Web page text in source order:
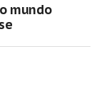
mundo